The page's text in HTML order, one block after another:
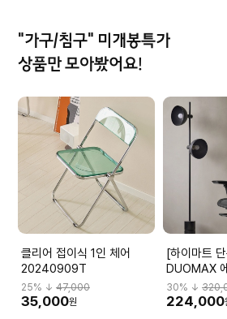
"가구/침구" 미개봉특가
상품만 모아봤어요!
클리어 접이식 1인 체어
20240909T
25% ↓ 47,000
35,000원
[하이마트
DUOMAX
L2
M59BK
30% ↓
224,000